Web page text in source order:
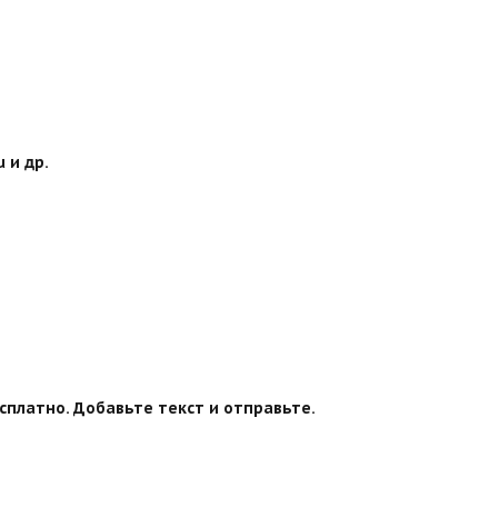
и др.
Добавьте текст и отправьте.